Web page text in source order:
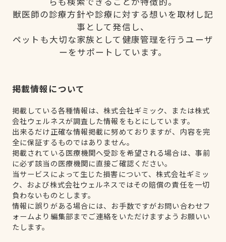
獣医師の診療方針や診療に対する想いを取材し記
事として発信し、
ペットも大切な家族として健康管理を行うユーザ
ーをサポートしています。
掲載情報について
掲載している各種情報は、株式会社ギミック、または株式
会社ウェルネスが調査した情報をもとにしています。
出来るだけ正確な情報掲載に努めておりますが、内容を完
全に保証するものではありません。
掲載されている医療機関へ受診を希望される場合は、事前
に必ず該当の医療機関に直接ご確認ください。
当サービスによって生じた損害について、株式会社ギミッ
ク、および株式会社ウェルネスではその賠償の責任を一切
負わないものとします。
情報に誤りがある場合には、お手数ですがお問い合わせフ
ォームより編集部までご連絡をいただけますようお願いい
たします。